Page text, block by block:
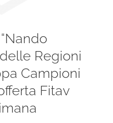
delle Regioni
Campioni
Fitav